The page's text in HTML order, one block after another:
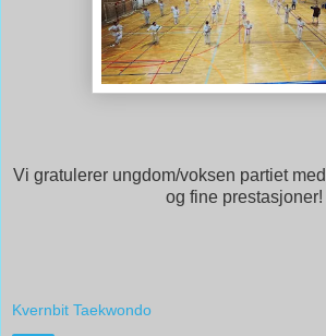
Vi gratulerer ungdom/voksen partiet
og fine prestasjoner!
Kvernbit Taekwondo